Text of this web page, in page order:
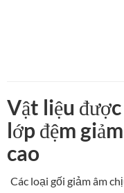
Vật liệu
lớp đệm
cao
Các loại gối giảm âm